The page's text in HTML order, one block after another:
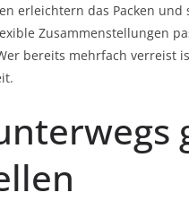
erleichtern das Packen
Zusammenstellungen
bereits mehrfach verreist